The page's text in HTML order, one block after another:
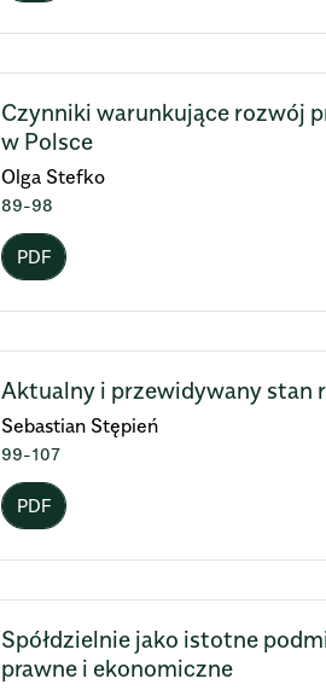
Czynniki warunkujące rozwój
w Polsce
Olga Stefko
89-98
PDF
Aktualny i przewidywany stan
Sebastian Stępień
99-107
PDF
Spółdzielnie jako istotne
prawne i ekonomiczne